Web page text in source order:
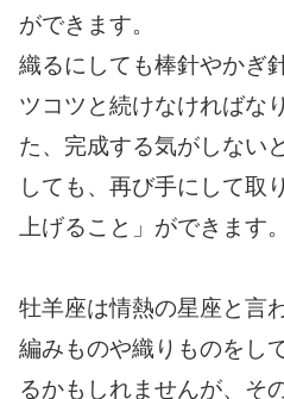
ができます。
織るにしても棒針やかぎ
ツコツと続けなければな
た、完成する気がしない
しても、再び手にして取
上げること」ができます。
牡羊座は情熱の星座と言
編みものや織りものをし
るかもしれませんが、そ